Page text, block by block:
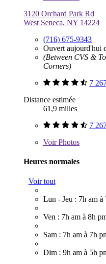
3120 Orchard Park Rd
West Seneca, NY 14224
(716) 675-9343
Ouvert aujourd'hui
(Between CVS &
Corners)
7
Distance estimée
61,9 milles
7
VoirPhotos
Heures normales
Voir tout
Lun - Jeu : 7h am à
Ven : 7h am à 8h
Sam : 7h am à 7h
Dim : 9h am à 5h